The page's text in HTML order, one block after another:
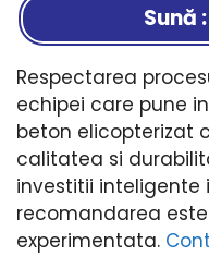
Sună
Respectarea
echipei care pune
beton elicopterizat
calitatea si
investitii inteligente
recomandarea
experimentata.